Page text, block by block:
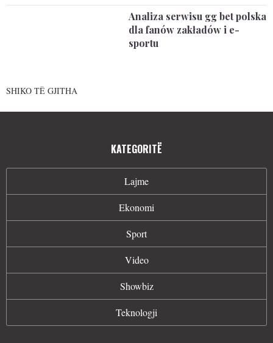
Analiza serwisu gg bet polska
dla fanów zakładów i e-
sportu
SHIKO TË GJITHA
KATEGORITË
Lajme
Ekonomi
Sport
Video
Showbiz
Teknologji